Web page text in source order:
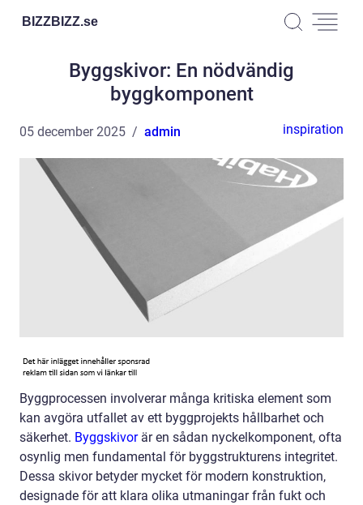
BIZZBIZZ.se
Byggskivor: En nödvändig
byggkomponent
05 december 2025 admin inspiration
Byggprocessen involverar många kritiska element som
kan avgöra utfallet av ett byggprojekts hållbarhet och
säkerhet. Byggskivorär en sådan nyckelkomponent, ofta
osynlig men fundamental för byggstrukturens integritet.
Dessa skivor betyder mycket för modern konstruktion,
designade för att klara olika utmaningar från fukt och